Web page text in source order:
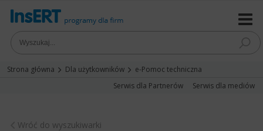
Strona główna Dla użytkowników
e-Pomoc techniczna
Serwis dla Partnerów
Serwis dla mediów
Wróć do wyszukiwarki